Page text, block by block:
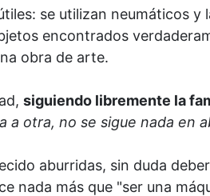
se utilizan neumáticos y
encontrados
obra de arte.
siguiendo libremente la
a otra, no se sigue nada en
aburridas, sin duda
nada más que "ser una